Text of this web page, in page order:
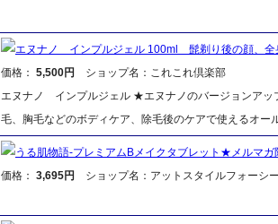
エヌナノ インプルジェル 100ml 髭剃り後の顔、全
価格： 5,500円
ショップ名：これこれ倶楽部
エヌナノ インプルジェル ★エヌナノのバージョンアッ
毛、胸毛などのボディケア、除毛後のケアで使えるオー
うる肌物語-プレミアムBメイクタブレット★メルマ
価格： 3,695円 ショップ名：アットスタイルフォーシ